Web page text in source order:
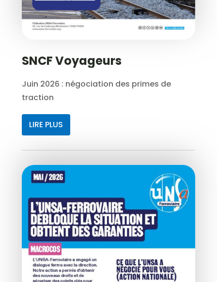
SNCF Voyageurs
Juin 2026 : négociation des primes de
traction
LIRE PLUS